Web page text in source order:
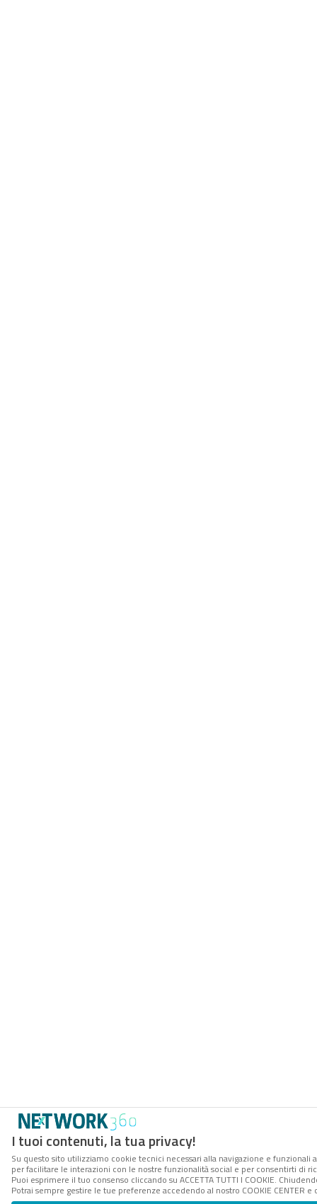
I tuoi contenuti, la tua privacy!
Su questo sito utilizziamo cookie tecnici necessari alla navigazione e
per facilitare le interazioni con le nostre funzionalità social e per consentirti di
Puoi esprimere il tuo consenso cliccando su ACCETTA TUTTI I COOKIE.
Potrai sempre gestire le tue preferenze accedendo al nostro COOKIE